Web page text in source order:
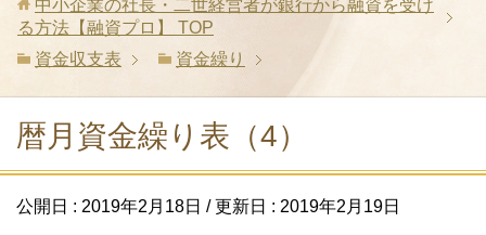
中小企業の社長・二世経営者が銀行から融資を受け
る方法【融資プロ】
TOP
資金収支表
資金繰り
暦月資金繰り表（4）
公開日 : 2019年2月18日 / 更新日 : 2019年2月19日